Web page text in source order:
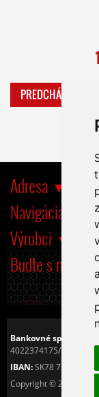
PREDCHÁDZAJÚCA
Adresa
Navigácia
Výrobci
Buďte s nami
Bankovné spojenie:
4022374175/7500
IBAN:SK78 7500 0000
Copyright © 2016